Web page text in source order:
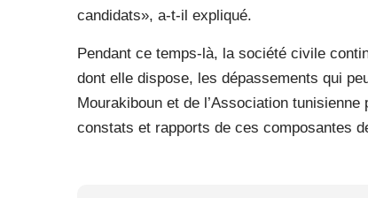
candidats», a-t-il expliqué.
Pendant ce temps-là, la société civile
dont elle dispose, les dépassements qui
Mourakiboun et de l’Association
constats et rapports de ces composantes